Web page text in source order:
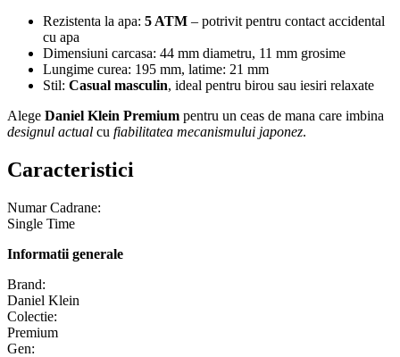
Rezistenta la apa: 5 ATM – potrivit pentru contact accidental
cu apa
Dimensiuni carcasa: 44 mm diametru, 11 mm grosime
Lungime curea: 195 mm, latime: 21 mm
Stil: Casual masculin, ideal pentru birou sau iesiri relaxate
Alege Daniel Klein Premium pentru un ceas de mana care imbina
designul actual cu fiabilitatea mecanismului japonez.
Caracteristici
Numar Cadrane:
Single Time
Informatii generale
Brand:
Daniel Klein
Colectie:
Premium
Gen: